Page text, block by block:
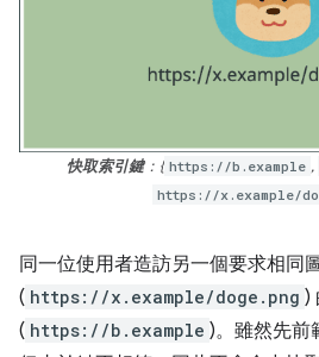
快取索引鍵：{ https://b.example ,
https://x.example/
同一位使用者造訪另一個要求相同
( https://x.example/doge.png )
( https://b.example )。雖然先前